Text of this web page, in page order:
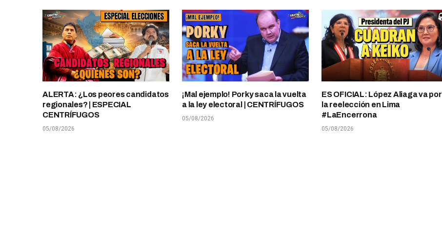
ALERTA: ¿Los peores candidatos
regionales? | ESPECIAL
CENTRÍFUGOS
05/08/2026
¡Mal ejemplo! Porky saca la vuelta
a la ley electoral | CENTRÍFUGOS
05/08/2026
ES OFICIAL: López Aliaga va por
la reelección en Lima
#LaEncerrona
05/08/2026